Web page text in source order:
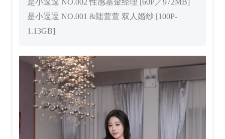
是小逗逗 NO.002 性感基金经理 [60P／972MB]
是小逗逗 NO.001 &陆萱萱 双人婚纱 [100P-
1.13GB]